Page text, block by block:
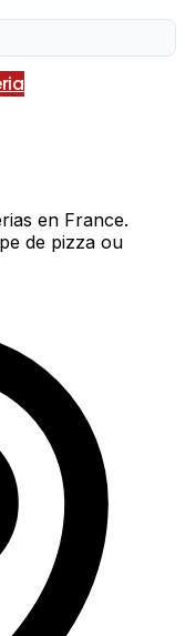
en France.
de pizza ou